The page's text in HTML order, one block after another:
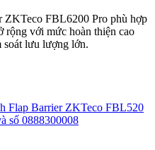
ZKTeco FBL6200 Pro phù hợp
rộng với mức hoàn thiện cao
soát lưu lượng lớn.